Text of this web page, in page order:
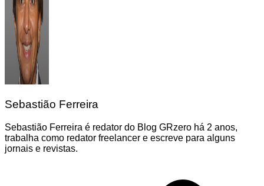
Sebastião Ferreira
Sebastião Ferreira é redator do Blog GRzero há 2 anos,
trabalha como redator freelancer e escreve para alguns
jornais e revistas.